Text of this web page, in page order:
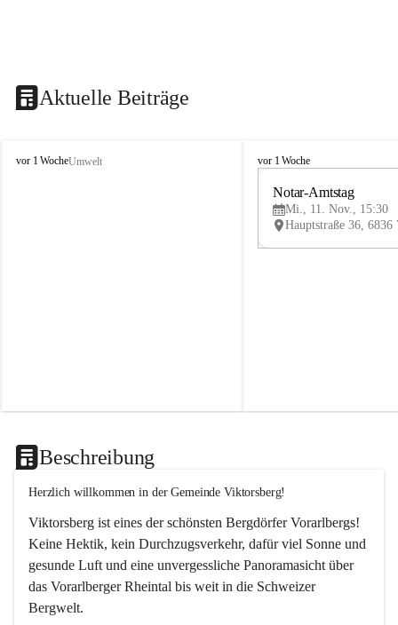
Aktuelle Beiträge
V
vor 1 WocheUmwelt
V
vor 1 Woche
Notar-Amtstag
Mi., 11. Nov., 15:30
Beschreibung
Herzlich willkommen in der Gemeinde Viktorsberg!
Viktorsberg ist eines der schönsten Bergdörfer Vorarlbergs!
Keine Hektik, kein Durchzugsverkehr, dafür viel Sonne und
gesunde Luft und eine unvergessliche Panoramasicht über
das Vorarlberger Rheintal bis weit in die Schweizer
Bergwelt.